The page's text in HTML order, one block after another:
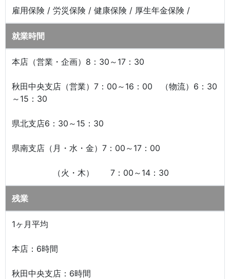
雇用保険 / 労災保険 / 健康保険 / 厚生年金保険 /
就業時間
本店（営業・企画）8：30～17：30
秋田中央支店（営業）7：00～16：00 （物流）6：30
～15：30
県北支店6：30～15：30
県南支店（月・水・金）7：00～17：00
（火・木） 7：00～14：30
残業
1ヶ月平均
本店：6時間
秋田中央支店：6時間